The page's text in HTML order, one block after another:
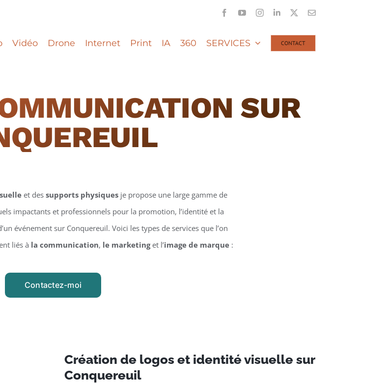
FacebookYouTubeInstagramLinkedIn Email
Vidéo Drone Internet Print IA 360 SERVICES CONTACT
SUR
et des supports physiquesje propose une large gamme de
impactants et professionnels pour la promotion, l’identité et la
événement sur Conquereuil. Voici les types de services que l’on
liés à la communication, le marketinget l’image de marque:
Contactez-moi
Création de logos et identité visuelle sur
Conquereuil